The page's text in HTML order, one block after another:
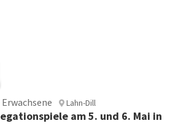
Lahn-Dill
am 5. und 6. Mai in